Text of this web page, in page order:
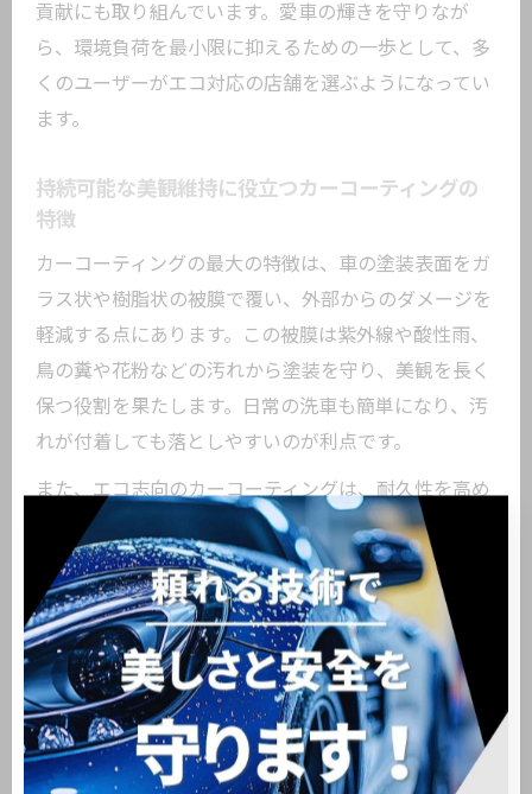
貢献にも取り組んでいます。愛車の輝きを守りなが
ら、環境負荷を最小限に抑えるための一歩として、多
くのユーザーがエコ対応の店舗を選ぶようになってい
ます。
持続可能な美観維持に役立つカーコーティングの
特徴
カーコーティングの最大の特徴は、車の塗装表面をガ
ラス状や樹脂状の被膜で覆い、外部からのダメージを
軽減する点にあります。この被膜は紫外線や酸性雨、
鳥の糞や花粉などの汚れから塗装を守り、美観を長く
保つ役割を果たします。日常の洗車も簡単になり、汚
れが付着しても落としやすいのが利点です。
また、エコ志向のカーコーティングは、耐久性を高め
るだけでなく、再施工やメンテナンスの頻度を減らす
ことで資源消費の削減にもつながります。例えば、長
寿命タイプのコーティングは最長で数年間効果が持続
し、その分廃液や材料の使用量を抑えることが可能で
す。これは持続可能な車の美観維持に直結します。
施工前には、車両の塗装状態や使用環境を専門店でし
っかりチェックしてもらうことが重要です。状態に合
ったコーティング剤の選定と、正しい下地処理が持続